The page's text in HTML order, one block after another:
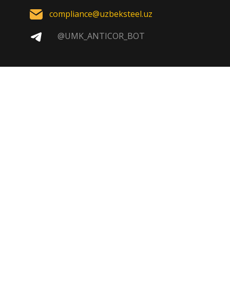
compliance@uzbeksteel.uz
@UMK_ANTICOR_BOT